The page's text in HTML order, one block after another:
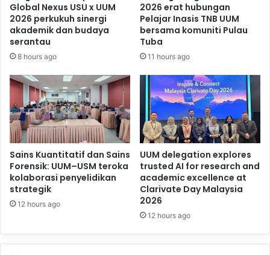
Global Nexus USU x UUM
2026 perkukuh sinergi
akademik dan budaya
serantau
8 hours ago
2026 erat hubungan
Pelajar Inasis TNB UUM
bersama komuniti Pulau
Tuba
11 hours ago
Sains Kuantitatif dan Sains
Forensik: UUM–USM teroka
kolaborasi penyelidikan
strategik
12 hours ago
UUM delegation explores
trusted AI for research and
academic excellence at
Clarivate Day Malaysia
2026
12 hours ago